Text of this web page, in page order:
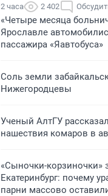
2 часа 2 402
«Четыре месяца
Ярославле
пассажира «Яавтобуса»
Соль земли
Нижегородцевы
Ученый АлтГУ
нашествия комаров в
«Сыночки-корзиночки»
Екатеринбург: почему
парни массово